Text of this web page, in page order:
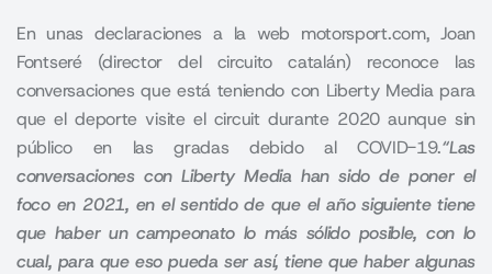
En unas declaraciones a la web motorsport.com, Joan
Fontseré (director del circuito catalán) reconoce las
conversaciones que está teniendo con Liberty Media para
que el deporte visite el circuit durante 2020 aunque sin
público en las gradas debido al COVID-19.“Las
conversaciones con Liberty Media han sido de poner el
foco en 2021, en el sentido de que el año siguiente tiene
que haber un campeonato lo más sólido posible, con lo
cual, para que eso pueda ser así, tiene que haber algunas